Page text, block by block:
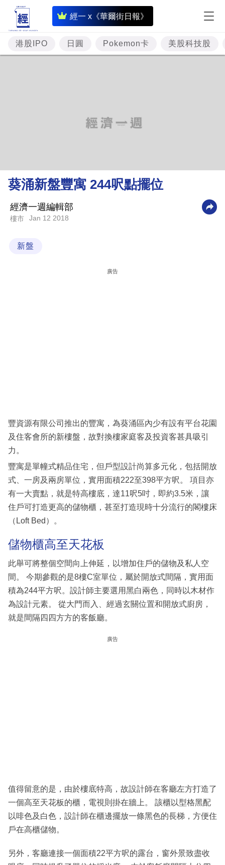
經一 x《華爾街日報》
即
時
財
經
理
財
商
業
閱
專
港股IPO 日圓 Pokemon卡 美股科技股
葵涌新盤豐寓 244呎點擺位
經濟一週編輯部
樓市 Jan 12 2018
新盤
廣告
豐資源有限公司推出的豐寓，為葵涌區內少有設有平台花園
及住客會所的新樓盤，故對換樓家庭客及投資客甚具吸引
力。
豐寓是單幢式精品住宅，但戶型設計尚算多元化，包括開放
式、一房及兩房單位，實用面積222至398平方呎。 項目亦
有一大賣點，就是特高樓底，達11呎5吋，即約3.5米，讓
住戶可打造更高的儲物櫃，甚至打造現時十分流行的閣樓床
（Loft Bed）。
儲物櫃高至天花板
此舉可將整個空間向上伸延，以增加住戶的儲物及私人空
間。 今期參觀的是8樓C室單位，屬於開放式間隔，實用面
積為244平方呎。設計師主要選用黑白兩色，同時以木材作
為設計元素。 從大門而入、經過玄關位置和開放式廚房，
就是間隔四四方方的客飯廳。
廣告
值得留意的是，由於樓底特高，故設計師在客廳左方打造了
一個高至天花板的櫃，電視則掛在牆上。 該櫃以型格黑配
以啡色及白色，設計師在櫃邊擺放一條黑色的長梯，方便住
戶在高櫃儲物。
另外，客廳連接一個面積22平方呎的露台，窗外景致盡收